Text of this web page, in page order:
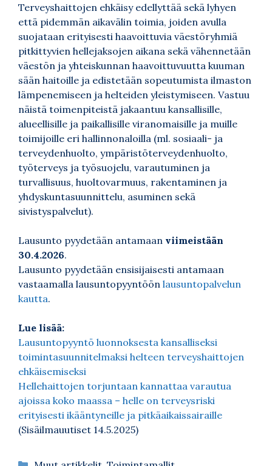
Terveyshaittojen ehkäisy edellyttää sekä lyhyen
että pidemmän aikavälin toimia, joiden avulla
suojataan erityisesti haavoittuvia väestöryhmiä
pitkittyvien hellejaksojen aikana sekä vähennetään
väestön ja yhteiskunnan haavoittuvuutta kuuman
sään haitoille ja edistetään sopeutumista ilmaston
lämpenemiseen ja helteiden yleistymiseen. Vastuu
näistä toimenpiteistä jakaantuu kansallisille,
alueellisille ja paikallisille viranomaisille ja muille
toimijoille eri hallinnonaloilla (ml. sosiaali- ja
terveydenhuolto, ympäristöterveydenhuolto,
työterveys ja työsuojelu, varautuminen ja
turvallisuus, huoltovarmuus, rakentaminen ja
yhdyskuntasuunnittelu, asuminen sekä
sivistyspalvelut).
Lausunto pyydetään antamaan viimeistään
30.4.2026.
Lausunto pyydetään ensisijaisesti antamaan
vastaamalla lausuntopyyntöön lausuntopalvelun
kautta.
Lue lisää:
Lausuntopyyntö luonnoksesta kansalliseksi
toimintasuunnitelmaksi helteen terveyshaittojen
ehkäisemiseksi
Hellehaittojen torjuntaan kannattaa varautua
ajoissa koko maassa – helle on terveysriski
erityisesti ikääntyneille ja pitkäaikaissairaille
(Sisäilmauutiset 14.5.2025)
Kategoriat